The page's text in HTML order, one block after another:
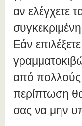
αν ελέγχετε
Εάν
από πολλούς
περίπτωση
σας να μην